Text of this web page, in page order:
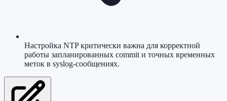
Настройка NTP критически важна для корректной
работы запланированных commit и точных временных
меток в syslog-сообщениях.